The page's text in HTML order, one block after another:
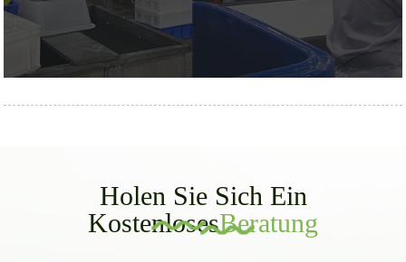
Holen Sie Sich Ein
KostenlosesBeratung